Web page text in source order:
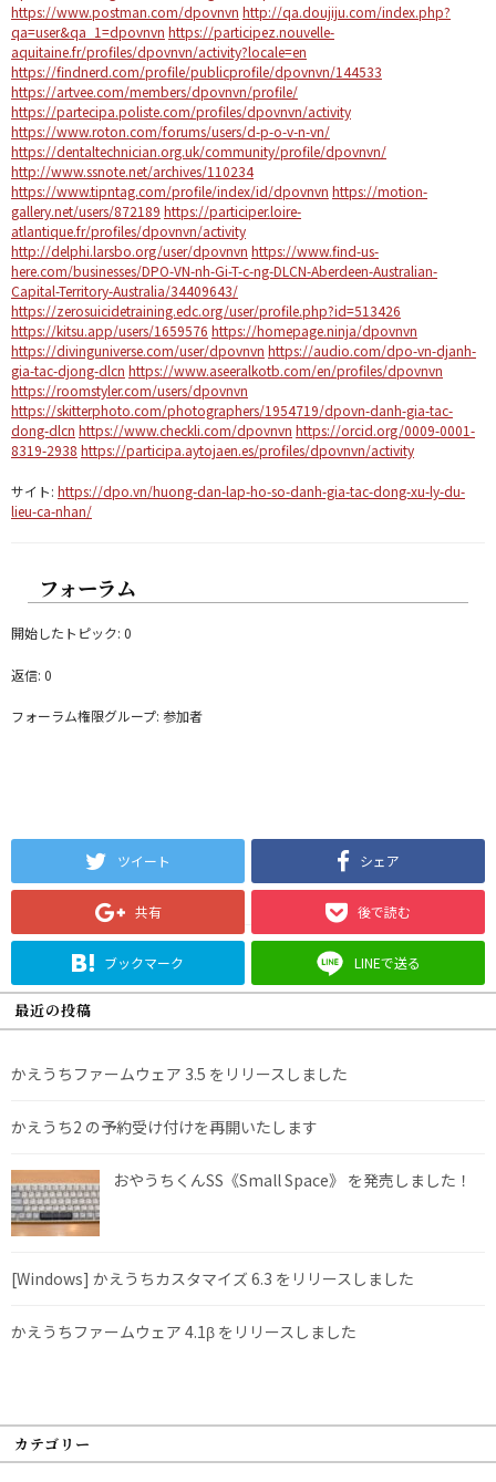
https://www.postman.com/dpovnvn http://qa.doujiju.com/index.php?
qa=user&qa_1=dpovnvn https://participez.nouvelle-
aquitaine.fr/profiles/dpovnvn/activity?locale=en
https://findnerd.com/profile/publicprofile/dpovnvn/144533
https://artvee.com/members/dpovnvn/profile/
https://partecipa.poliste.com/profiles/dpovnvn/activity
https://www.roton.com/forums/users/d-p-o-v-n-vn/
https://dentaltechnician.org.uk/community/profile/dpovnvn/
http://www.ssnote.net/archives/110234
https://www.tipntag.com/profile/index/id/dpovnvn https://motion-
gallery.net/users/872189 https://participer.loire-
atlantique.fr/profiles/dpovnvn/activity
http://delphi.larsbo.org/user/dpovnvn https://www.find-us-
here.com/businesses/DPO-VN-nh-Gi-T-c-ng-DLCN-Aberdeen-Australian-
Capital-Territory-Australia/34409643/
https://zerosuicidetraining.edc.org/user/profile.php?id=513426
https://kitsu.app/users/1659576 https://homepage.ninja/dpovnvn
https://divinguniverse.com/user/dpovnvn https://audio.com/dpo-vn-djanh-
gia-tac-djong-dlcn https://www.aseeralkotb.com/en/profiles/dpovnvn
https://roomstyler.com/users/dpovnvn
https://skitterphoto.com/photographers/1954719/dpovn-danh-gia-tac-
dong-dlcn https://www.checkli.com/dpovnvn https://orcid.org/0009-0001-
8319-2938 https://participa.aytojaen.es/profiles/dpovnvn/activity
サイト: https://dpo.vn/huong-dan-lap-ho-so-danh-gia-tac-dong-xu-ly-du-
lieu-ca-nhan/
フォーラム
開始したトピック: 0
返信: 0
フォーラム権限グループ: 参加者
ツイート シェア
共有 後で読む
ブックマーク LINEで送る
最近の投稿
かえうちファームウェア 3.5 をリリースしました
かえうち2 の予約受け付けを再開いたします
おやうちくんSS《Small Space》 を発売しました！
[Windows] かえうちカスタマイズ 6.3 をリリースしました
かえうちファームウェア 4.1β をリリースしました
カテゴリー